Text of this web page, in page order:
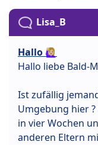
Lisa_B
Hallo 🙋🏼‍♀️
Hallo liebe Bald-
Ist zufällig
Umgebung hier
in vier Wochen
anderen Eltern